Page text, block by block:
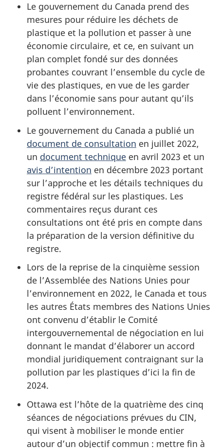
Le gouvernement du Canada prend des
mesures pour réduire les déchets de
plastique et la pollution et passer à une
économie circulaire, et ce, en suivant un
plan complet fondé sur des données
probantes couvrant l’ensemble du cycle de
vie des plastiques, en vue de les garder
dans l’économie sans pour autant qu’ils
polluent l’environnement.
Le gouvernement du Canada a publié un
document de consultation en juillet 2022,
un document technique en avril 2023 et un
avis d’intention en décembre 2023 portant
sur l’approche et les détails techniques du
registre fédéral sur les plastiques. Les
commentaires reçus durant ces
consultations ont été pris en compte dans
la préparation de la version définitive du
registre.
Lors de la reprise de la cinquième session
de l’Assemblée des Nations Unies pour
l’environnement en 2022, le Canada et tous
les autres États membres des Nations Unies
ont convenu d’établir le Comité
intergouvernemental de négociation en lui
donnant le mandat d’élaborer un accord
mondial juridiquement contraignant sur la
pollution par les plastiques d’ici la fin de
2024.
Ottawa est l’hôte de la quatrième des cinq
séances de négociations prévues du CIN,
qui visent à mobiliser le monde entier
autour d’un objectif commun : mettre fin à